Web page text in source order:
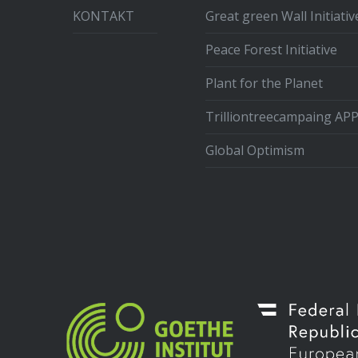
KONTAKT
Great green Wall
Peace Forest Initiative
Plant for the Planet
Trilliontreecampaing APP
Global Optimism